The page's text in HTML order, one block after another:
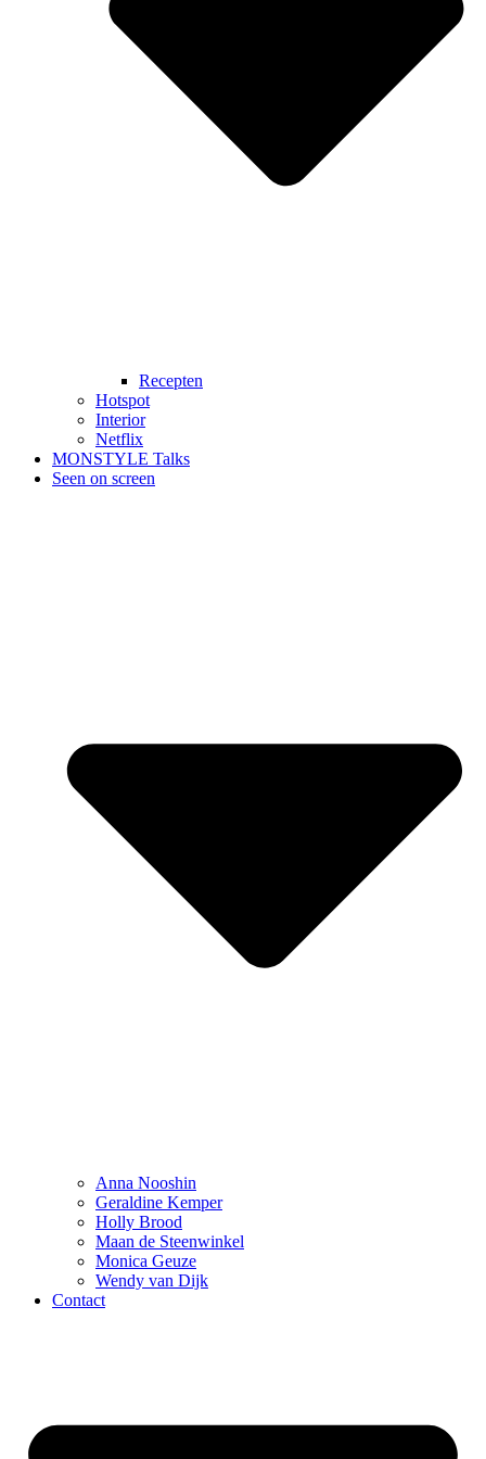
Recepten
Hotspot
Interior
Netflix
MONSTYLE Talks
Seen on screen
Anna Nooshin
Geraldine Kemper
Holly Brood
Maan de Steenwinkel
Monica Geuze
Wendy van Dijk
Contact